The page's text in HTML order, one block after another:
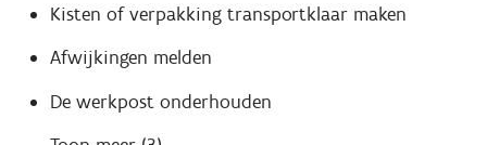
Kisten of verpakking transportklaar maken
Afwijkingen melden
De werkpost onderhouden